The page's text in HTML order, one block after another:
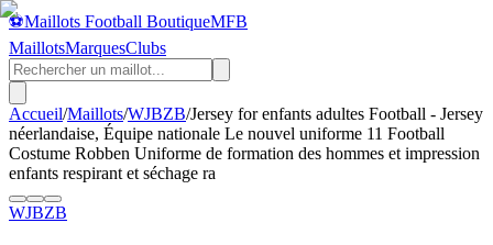
⚽Maillots Football BoutiqueMFB
MaillotsMarquesClubs
Accueil/Maillots/WJBZB/Jersey for enfants adultes Football - Jersey
néerlandaise, Équipe nationale Le nouvel uniforme 11 Football
Costume Robben Uniforme de formation des hommes et impression
enfants respirant et séchage ra
WJBZB